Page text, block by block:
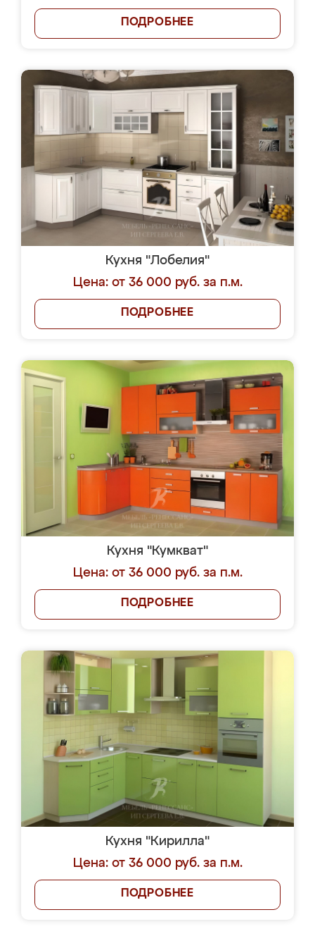
ПОДРОБНЕЕ
Кухня "Лобелия"
Цена: от 36 000 руб. за п.м.
ПОДРОБНЕЕ
Кухня "Кумкват"
Цена: от 36 000 руб. за п.м.
ПОДРОБНЕЕ
Кухня "Кирилла"
Цена: от 36 000 руб. за п.м.
ПОДРОБНЕЕ